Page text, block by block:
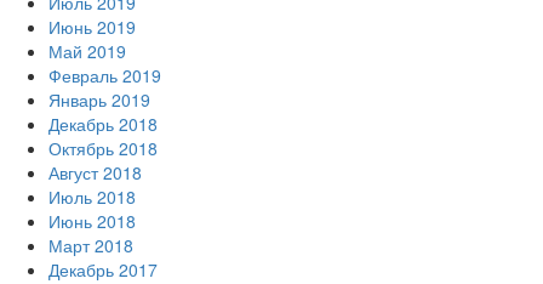
Июнь 2019
Май 2019
Февраль 2019
Январь 2019
Декабрь 2018
Октябрь 2018
Август 2018
Июль 2018
Июнь 2018
Март 2018
Декабрь 2017